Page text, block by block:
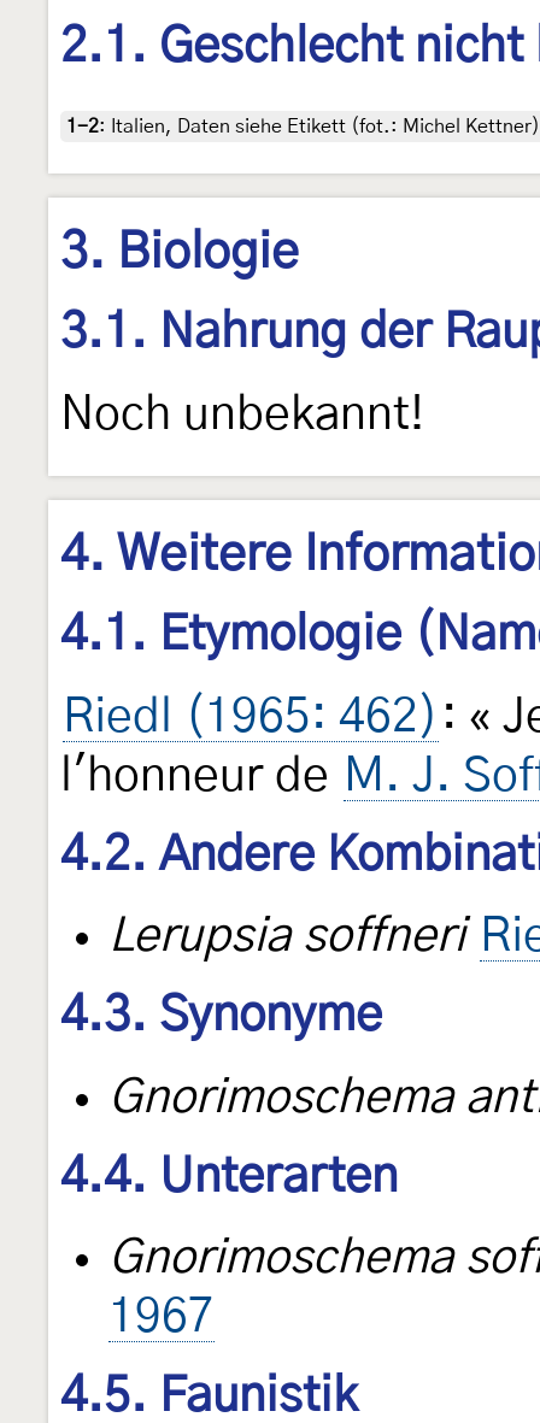
2.1. Geschlecht nicht
1-2: Italien, Daten siehe Etikett (fot.: Michel
3. Biologie
3.1. Nahrung der
Noch unbekannt!
4. Weitere
4.1. Etymologie
Riedl (1965: 462) : «
l'honneur de M. J.
4.2. Andere
Lerupsia soffneri
4.3. Synonyme
Gnorimoschema
4.4. Unterarten
Gnorimoschema
1967
4.5. Faunistik